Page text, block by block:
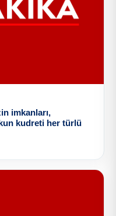
imkanları,
kudreti her türlü